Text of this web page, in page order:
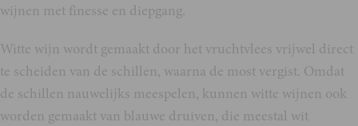
wijnen met finesse en diepgang.
Witte wijn wordt gemaakt door het vruchtvlees vrijwel direct
te scheiden van de schillen, waarna de most vergist. Omdat
de schillen nauwelijks meespelen, kunnen witte wijnen ook
worden gemaakt van blauwe druiven, die meestal wit